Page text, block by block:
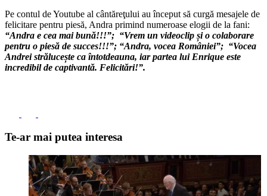
Pe contul de Youtube al cântăreţului au început să curgă mesajele de
felicitare pentru piesă, Andra primind numeroase elogii de la fani:
“Andra e cea mai bună!!!”; “Vrem un videoclip și o colaborare
pentru o piesă de succes!!!”; “Andra, vocea României”; “Vocea
Andrei strălucește ca întotdeauna, iar partea lui Enrique este
incredibil de captivantă. Felicitări!”.
Te-ar mai putea interesa